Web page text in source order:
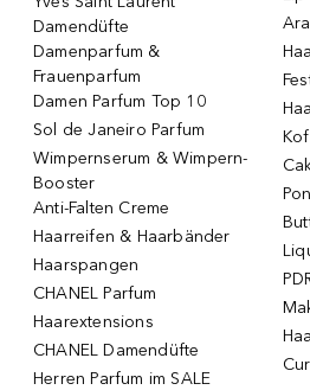
Damendüfte
Damenparfum &
Frauenparfum
Damen Parfum Top 10
Sol de Janeiro Parfum
Wimpernserum & Wimpern-
Booster
Anti-Falten Creme
Haarreifen & Haarbänder
Haarspangen
CHANEL Parfum
Haarextensions
CHANEL Damendüfte
Herren Parfum im SALE